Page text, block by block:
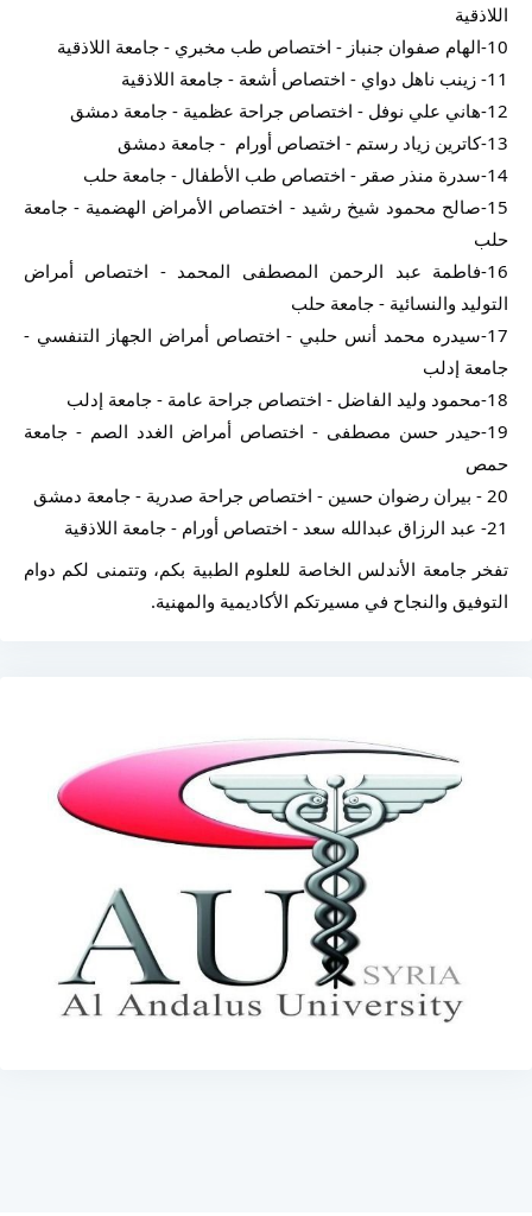
اللاذقية
10-الهام صفوان جنباز - اختصاص طب مخبري - جامعة اللاذقية
11- زينب ناهل دواي - اختصاص أشعة - جامعة اللاذقية
12-هاني علي نوفل - اختصاص جراحة عظمية - جامعة دمشق
13-كاترين زياد رستم - اختصاص أورام  - جامعة دمشق
14-سدرة منذر صقر - اختصاص طب الأطفال - جامعة حلب
حلب
التوليد والنسائية - جامعة حلب
جامعة إدلب
18-محمود وليد الفاضل - اختصاص جراحة عامة - جامعة إدلب
حمص
20 - بيران رضوان حسين - اختصاص جراحة صدرية - جامعة دمشق
21- عبد الرزاق عبدالله سعد - اختصاص أورام - جامعة اللاذقية
التوفيق والنجاح في مسيرتكم الأكاديمية والمهنية.